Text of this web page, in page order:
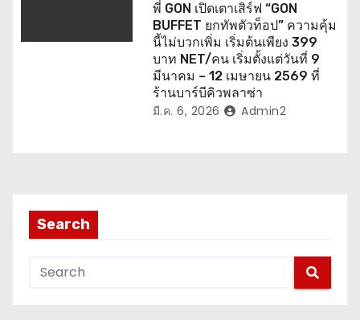
พี่ GON เปิดเตาเสิร์ฟ “GON
BUFFET ยกทัพตัวท็อป” ความคุ้ม
นี้ไม่บวกเพิ่ม เริ่มต้นเพียง 399
บาท NET/คน เริ่มตั้งแต่วันที่ 9
มีนาคม – 12 เมษายน 2569 ที่
ร้านบาร์บีคิวพลาซ่า
มี.ค. 6, 2026 Admin2
Search